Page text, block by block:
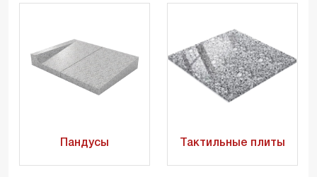
Пандусы Тактильные плиты